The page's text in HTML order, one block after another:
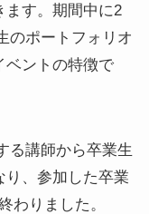
ます。期間中に2
のポートフォリオ
ベントの特徴で
る講師から卒業生
り、参加した卒業
わりました。